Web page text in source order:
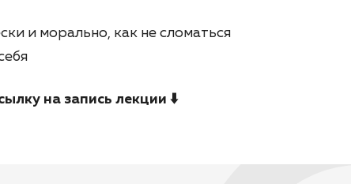
и морально, как не сломаться
на запись лекции ⬇️